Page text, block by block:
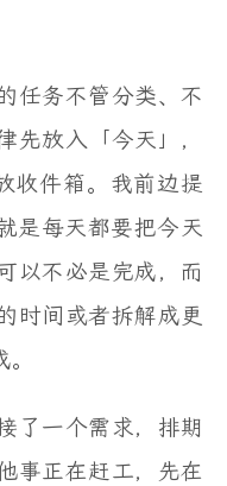
任务不管分类、不
先放入「今天」，
收件箱。我前边提
是每天都要把今天
以不必是完成，而
时间或者拆解成更
了一个需求，排期
事正在赶工，先在